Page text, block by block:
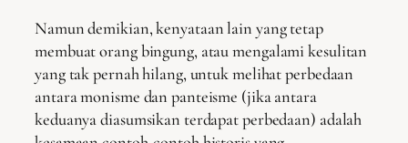
Namun demikian, kenyataan lain yang tetap
membuat orang bingung, atau mengalami kesulitan
yang tak pernah hilang, untuk melihat perbedaan
antara monisme dan panteisme (jika antara
keduanya diasumsikan terdapat perbedaan) adalah